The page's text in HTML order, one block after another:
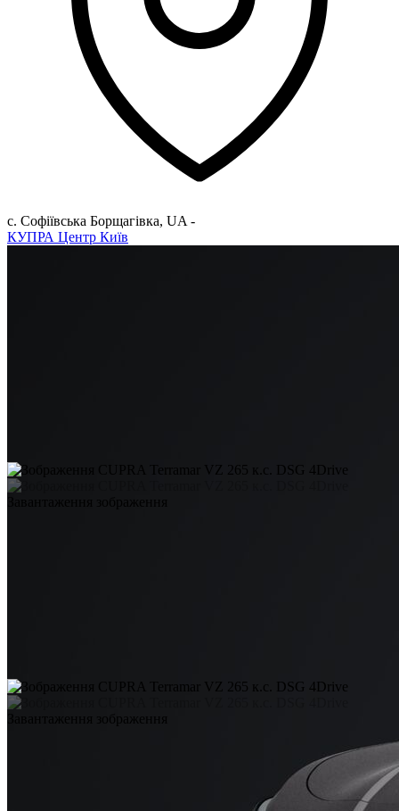
с. Софіївська Борщагівка, UA -
КУПРА Центр Київ
Завантаження зображення